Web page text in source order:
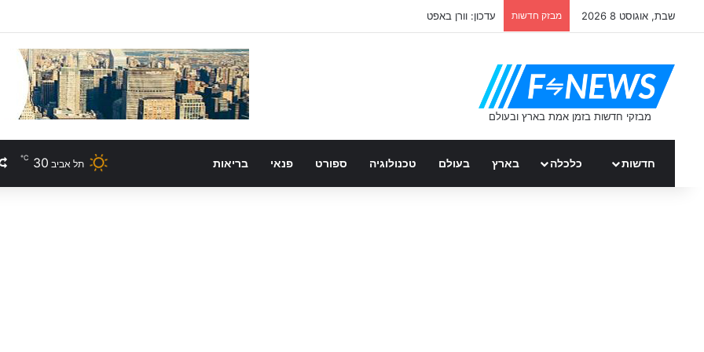
שבת, אוגוסט 8 2026 מבזק חדשות אוקראינה – חם ברשת
חדשות כלכלה בארץ בעולם טכנולוגיה ספורט פנאי בריאות תל אביב 30
℃